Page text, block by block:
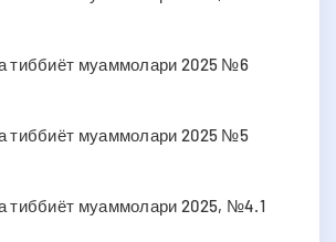
тиббиёт муаммолари 2025 №6
тиббиёт муаммолари 2025 №5
тиббиёт муаммолари 2025, №4.1